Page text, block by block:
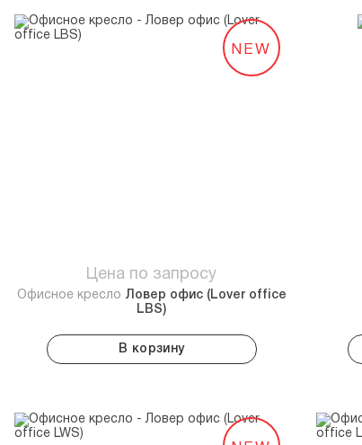
NEW
Цена по запросу
Офисное кресло Ловер офис (Lover office
LBS)
В корзину